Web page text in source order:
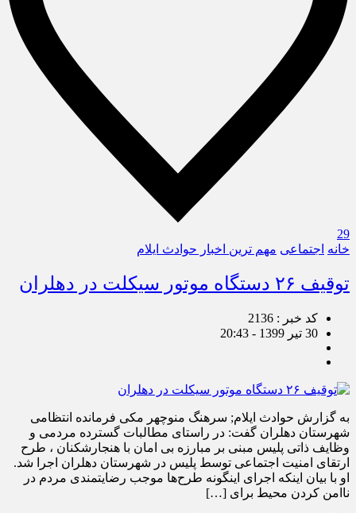
29
خانه اجتماعی مهم ترین اخبار حوادث ایلام
توقیف ۲۶ دستگاه موتور سیکلت در دهلران
کد خبر : 2136
30 تیر 1399 - 20:43
به گزارش حوادث ایلام; سرهنگ منوچهر مکی فرمانده انتظامی
شهرستان دهلران گفت: در راستای مطالبات گسترده مردمی و
وظایف ذاتی پلیس مبنی بر مبارزه بی امان با هنجارشکنان ، طرح
ارتقای امنیت اجتماعی توسط پلیس در شهرستان دهلران اجرا شد.
او با بیان اینکه اجرای اینگونه طرح‌ها موجب رضایتمندی مردم در
ناامن کردن محیط برای […]